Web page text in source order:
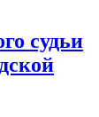
судьи